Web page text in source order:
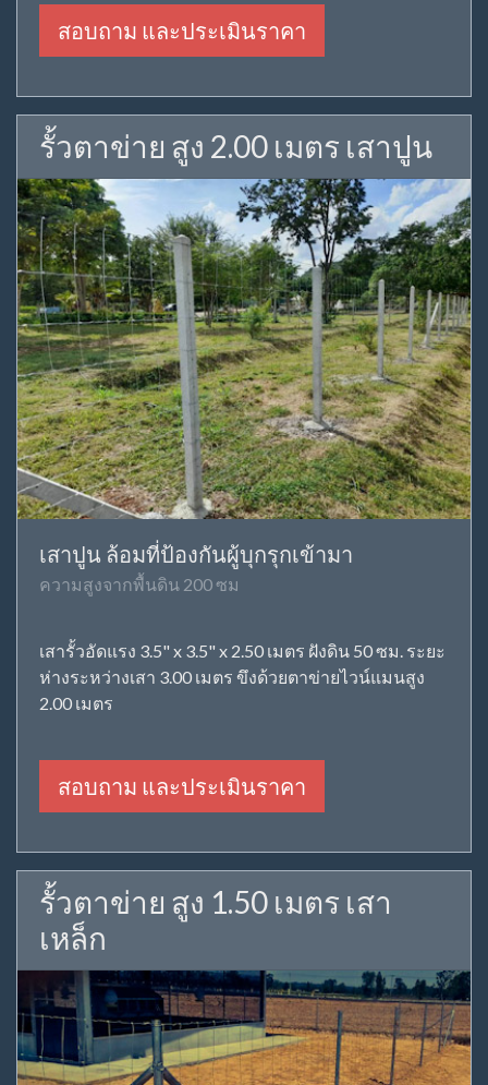
สอบถาม และประเมินราคา
รั้วตาข่าย สูง 2.00 เมตร เสาปูน
เสาปูน ล้อมที่ป้องกันผู้บุกรุกเข้ามา
ความสูงจากพื้นดิน 200 ซม
เสารั้วอัดแรง 3.5" x 3.5" x 2.50 เมตร ฝังดิน 50 ซม. ระยะ
ห่างระหว่างเสา 3.00 เมตร ขึงด้วยตาข่ายไวน์แมนสูง
2.00 เมตร
สอบถาม และประเมินราคา
รั้วตาข่าย สูง 1.50 เมตร เสา
เหล็ก